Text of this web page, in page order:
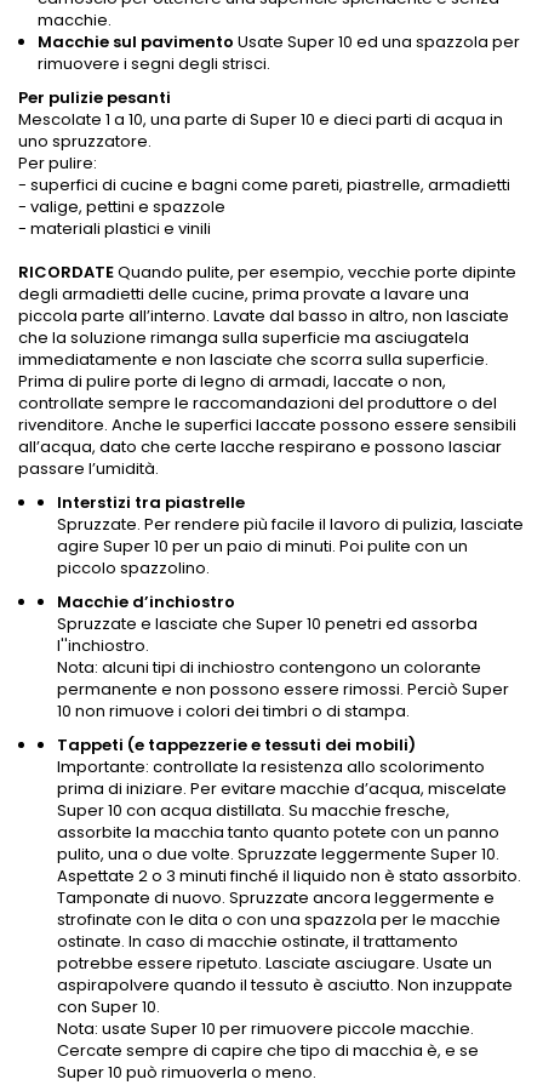
macchie.
Macchie sul pavimento Usate Super 10 ed una spazzola per
rimuovere i segni degli strisci.
Per pulizie pesanti
Mescolate 1 a 10, una parte di Super 10 e dieci parti di acqua in
uno spruzzatore.
Per pulire:
- superfici di cucine e bagni come pareti, piastrelle, armadietti
- valige, pettini e spazzole
- materiali plastici e vinili
RICORDATEQuando pulite, per esempio, vecchie porte dipinte
degli armadietti delle cucine, prima provate a lavare una
piccola parte all’interno. Lavate dal basso in altro, non lasciate
che la soluzione rimanga sulla superficie ma asciugatela
immediatamente e non lasciate che scorra sulla superficie.
Prima di pulire porte di legno di armadi, laccate o non,
controllate sempre le raccomandazioni del produttore o del
rivenditore. Anche le superfici laccate possono essere sensibili
all’acqua, dato che certe lacche respirano e possono lasciar
passare l’umidità.
Interstizi tra piastrelle
Spruzzate. Per rendere più facile il lavoro di pulizia, lasciate
agire Super 10 per un paio di minuti. Poi pulite con un
piccolo spazzolino.
Macchie d’inchiostro
Spruzzate e lasciate che Super 10 penetri ed assorba
l''inchiostro.
Nota: alcuni tipi di inchiostro contengono un colorante
permanente e non possono essere rimossi. Perciò Super
10 non rimuove i colori dei timbri o di stampa.
Tappeti (e tappezzerie e tessuti dei mobili)
Importante: controllate la resistenza allo scolorimento
prima di iniziare. Per evitare macchie d’acqua, miscelate
Super 10 con acqua distillata. Su macchie fresche,
assorbite la macchia tanto quanto potete con un panno
pulito, una o due volte. Spruzzate leggermente Super 10.
Aspettate 2 o 3 minuti finché il liquido non è stato assorbito.
Tamponate di nuovo. Spruzzate ancora leggermente e
strofinate con le dita o con una spazzola per le macchie
ostinate. In caso di macchie ostinate, il trattamento
potrebbe essere ripetuto. Lasciate asciugare. Usate un
aspirapolvere quando il tessuto è asciutto. Non inzuppate
con Super 10.
Nota: usate Super 10 per rimuovere piccole macchie.
Cercate sempre di capire che tipo di macchia è, e se
Super 10 può rimuoverla o meno.